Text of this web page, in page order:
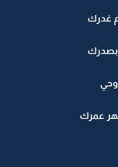
غدرك
بصدرك
عمرك